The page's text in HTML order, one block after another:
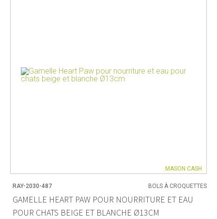
MASON CASH
RAY-2030-487 BOLS À CROQUETTES
GAMELLE HEART PAW POUR NOURRITURE ET EAU
POUR CHATS BEIGE ET BLANCHE Ø13CM